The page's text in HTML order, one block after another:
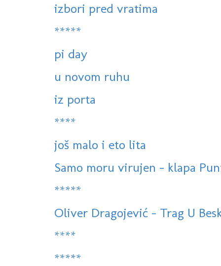
izbori pred vratima
*****
pi day
u novom ruhu
iz porta
****
još malo i eto lita
Samo moru virujen - klapa
*****
Oliver Dragojević - Trag U
****
*****